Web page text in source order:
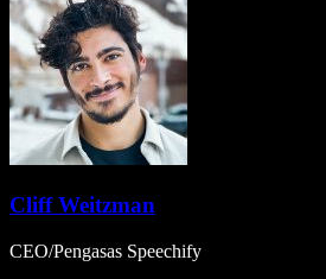
Cliff Weitzman
CEO/Pengasas Speechify